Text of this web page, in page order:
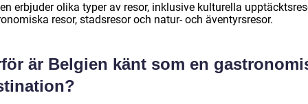
erbjuder olika typer av resor, inklusive kulturella
resor, stadsresor och natur- och äventyrsresor.
är Belgien känt som en